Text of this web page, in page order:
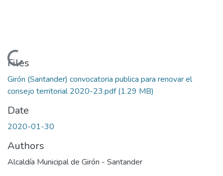
Loading...
Files
Girón (Santander) convocatoria publica para renovar el
consejo territorial 2020-23.pdf(1.29 MB)
Date
2020-01-30
Authors
Alcaldía Municipal de Girón - Santander